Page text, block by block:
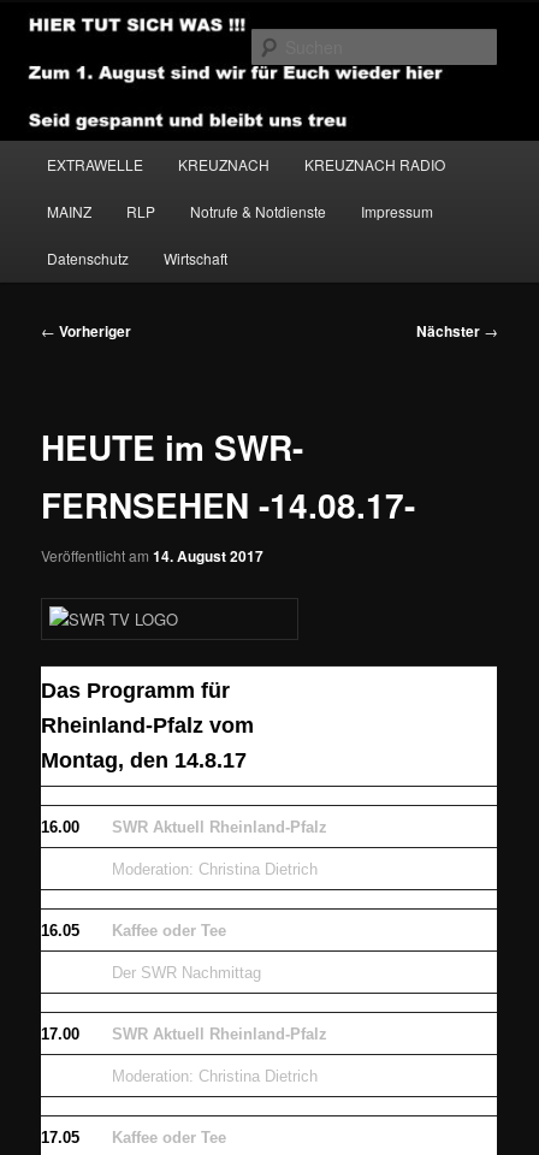
Zum
primären
Inhalt
NEWSHOUSE.MEDIA
EXTRAWELLE KREUZNACH KREUZNACH RADIO
MAINZ RLP Notrufe & Notdienste Impressum
Datenschutz Wirtschaft
Beitragsnavigation
← Vorheriger Nächster →
HEUTE im SWR-
FERNSEHEN -14.08.17-
Veröffentlicht am14. August 2017
Das Programm für
Rheinland-Pfalz vom
Montag, den 14.8.17
16.00 SWR Aktuell Rheinland-Pfalz
Moderation: Christina Dietrich
16.05 Kaffee oder Tee
Der SWR Nachmittag
17.00 SWR Aktuell Rheinland-Pfalz
Moderation: Christina Dietrich
17.05 Kaffee oder Tee